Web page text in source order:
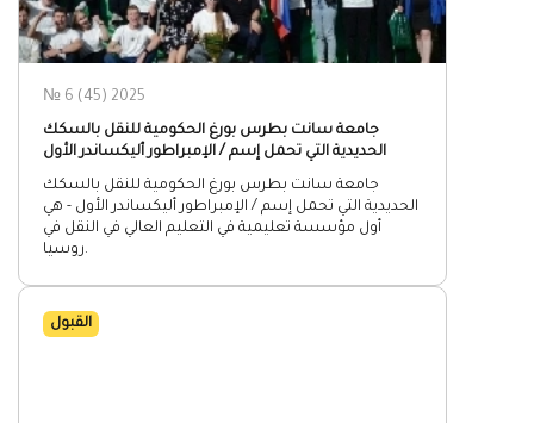
№ 6 (45) 2025
جامعة سانت بطرس بورغ الحكومية للنقل بالسكك
الحديدية التي تحمل إسم / الإمبراطور أليكساندر الأول
جامعة سانت بطرس بورغ الحكومية للنقل بالسكك
الحديدية التي تحمل إسم / الإمبراطور أليكساندر الأول - هي
أول مؤسسة تعليمية في التعليم العالي في النقل في
روسيا.
القبول